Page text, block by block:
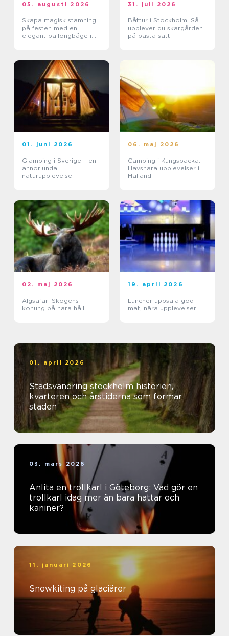
05. augusti 2026
Skapa magisk stämning
på festen med en
elegant ballongbåge i
31. juli 2026
Båttur i Stockholm: Så
upplever du skärgården
på bästa sätt
01. juni 2026
Glamping i Sverige – en
annorlunda
naturupplevelse
06. maj 2026
Camping i Kungsbacka:
Havsnära upplevelser i
Halland
02. maj 2026
Älgsafari Skogens
konung på nära håll
19. april 2026
Luncher uppsala god
mat, nära upplevelser
01. april 2026
Stadsvandring stockholm historien,
kvarteren och årstiderna som formar
staden
03. mars 2026
Anlita en trollkarl i Göteborg: Vad gör en
trollkarl idag mer än bara hattar och
kaniner?
11. januari 2026
Snowkiting på glaciärer